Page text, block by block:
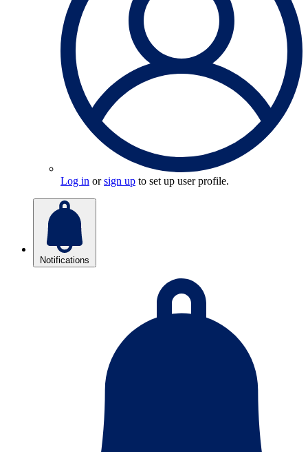
Log in orsign up to set up user profile.
Notifications